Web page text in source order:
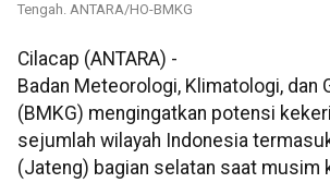
Tengah. ANTARA/HO-BMKG
Cilacap (ANTARA) -
Badan Meteorologi, Klimatologi, dan
(BMKG) mengingatkan potensi
sejumlah wilayah Indonesia
(Jateng) bagian selatan saat musim